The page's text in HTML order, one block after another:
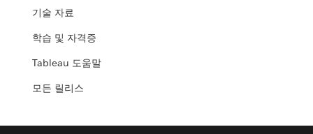
기술 자료
학습 및 자격증
Tableau 도움말
모든 릴리스